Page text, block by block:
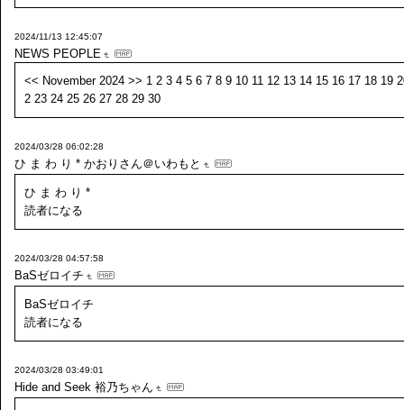
2024/11/13 12:45:07
NEWS PEOPLE
<< November 2024 >> 1 2 3 4 5 6 7 8 9 10 11 12 13 14 15 16 17 18 19
2 23 24 25 26 27 28 29 30
2024/03/28 06:02:28
ひ ま わ り * かおりさん＠いわもと
ひ ま わ り *
読者になる
2024/03/28 04:57:58
BaSゼロイチ
BaSゼロイチ
読者になる
2024/03/28 03:49:01
Hide and Seek 裕乃ちゃん